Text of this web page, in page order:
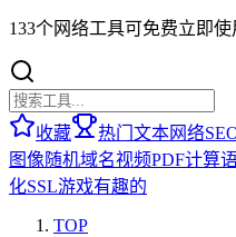
133个网络工具可免费立即使
收藏 热门 文本网络
图像随机域名视频PDF计算
化SSL游戏有趣的
TOP